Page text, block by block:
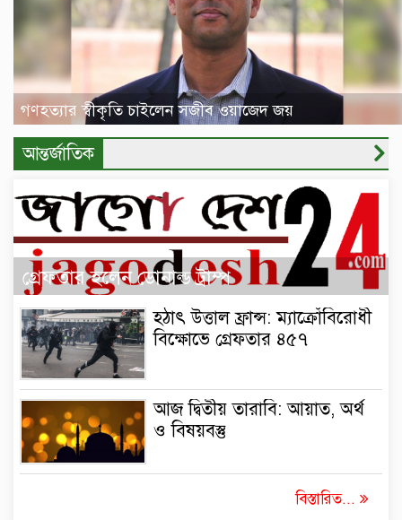
গণহত্যার স্বীকৃতি চাইলেন সজীব ওয়াজেদ জয়
আন্তর্জাতিক
গ্রেফতার হলেন ডোনাল্ড ট্রাম্প
হঠাৎ উত্তাল ফ্রান্স: ম্যাক্রোঁবিরোধী
বিক্ষোভে গ্রেফতার ৪৫৭
আজ দ্বিতীয় তারাবি: আয়াত, অর্থ
ও বিষয়বস্তু
বিস্তারিত...